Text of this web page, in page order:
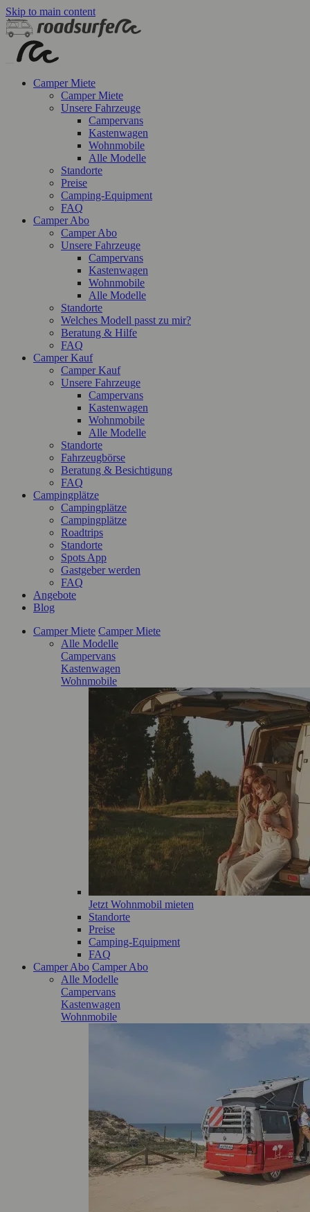
Skip to main content
Camper Miete
Camper Miete
Unsere Fahrzeuge
Campervans
Kastenwagen
Wohnmobile
Alle Modelle
Standorte
Preise
Camping-Equipment
FAQ
Camper Abo
Camper Abo
Unsere Fahrzeuge
Campervans
Kastenwagen
Wohnmobile
Alle Modelle
Standorte
Welches Modell passt zu mir?
Beratung & Hilfe
FAQ
Camper Kauf
Camper Kauf
Unsere Fahrzeuge
Campervans
Kastenwagen
Wohnmobile
Alle Modelle
Standorte
Fahrzeugbörse
Beratung & Besichtigung
FAQ
Campingplätze
Campingplätze
Campingplätze
Roadtrips
Standorte
Spots App
Gastgeber werden
FAQ
Angebote
Blog
Camper Miete Camper Miete
Alle Modelle
Campervans
Kastenwagen
Wohnmobile
Jetzt Wohnmobil mieten
Standorte
Preise
Camping-Equipment
FAQ
Camper Abo Camper Abo
Alle Modelle
Campervans
Kastenwagen
Wohnmobile